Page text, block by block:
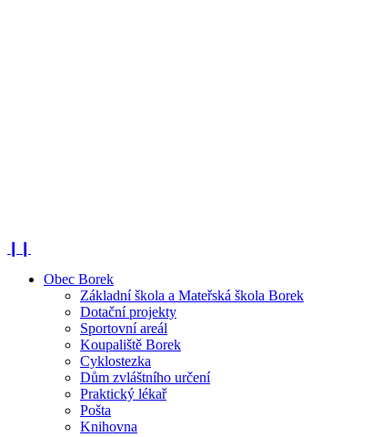
Obec Borek
Základní škola a Mateřská škola Borek
Dotační projekty
Sportovní areál
Koupaliště Borek
Cyklostezka
Dům zvláštního určení
Praktický lékař
Pošta
Knihovna